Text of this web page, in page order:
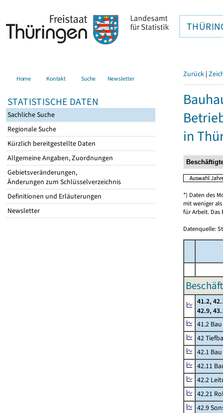
Home Kontakt Suche Newsletter
STATISTISCHE DATEN
Sachliche Suche
Regionale Suche
Kürzlich bereitgestellte Daten
Allgemeine Angaben, Zuordnungen
Gebietsveränderungen,
Änderungen zum Schlüsselverzeichnis
Definitionen und Erläuterungen
Newsletter
Zurück |
in
*) Daten des
mit weniger
für Arbeit. Das
Datenquelle:
41.2,
42.9,
41.2
42
42.1
42.11
42.2
42.21
42.9